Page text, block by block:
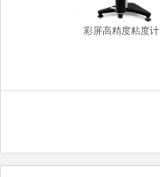
彩屏高精度粘度计